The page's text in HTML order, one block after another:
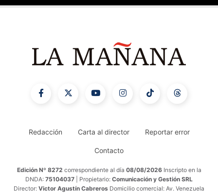
Redacción Carta al director Reportar error
Contacto
Edición Nº 8272 correspondiente al día 08/08/2026 Inscripto en la
DNDA: 75104037 | Propietario: Comunicación y Gestión SRL
Director: Victor Agustín Cabreros Domicilio comercial: Av. Venezuela